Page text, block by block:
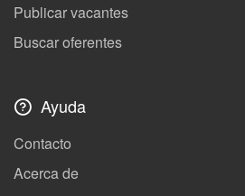
Publicar vacantes
Buscar oferentes
Ayuda
Contacto
Acerca de